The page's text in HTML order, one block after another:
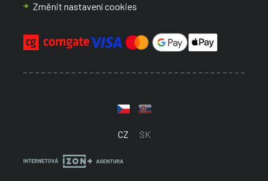
Změnit nastavení cookies
CZ SK